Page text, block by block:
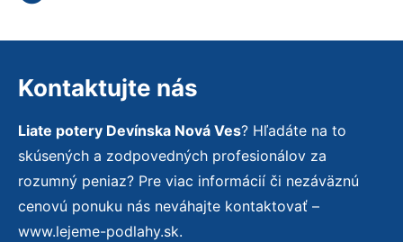
Kontaktujte nás
Liate potery Devínska Nová Ves? Hľadáte na to
skúsených a zodpovedných profesionálov za
rozumný peniaz? Pre viac informácií či nezáväznú
cenovú ponuku nás neváhajte kontaktovať –
www.lejeme-podlahy.sk.